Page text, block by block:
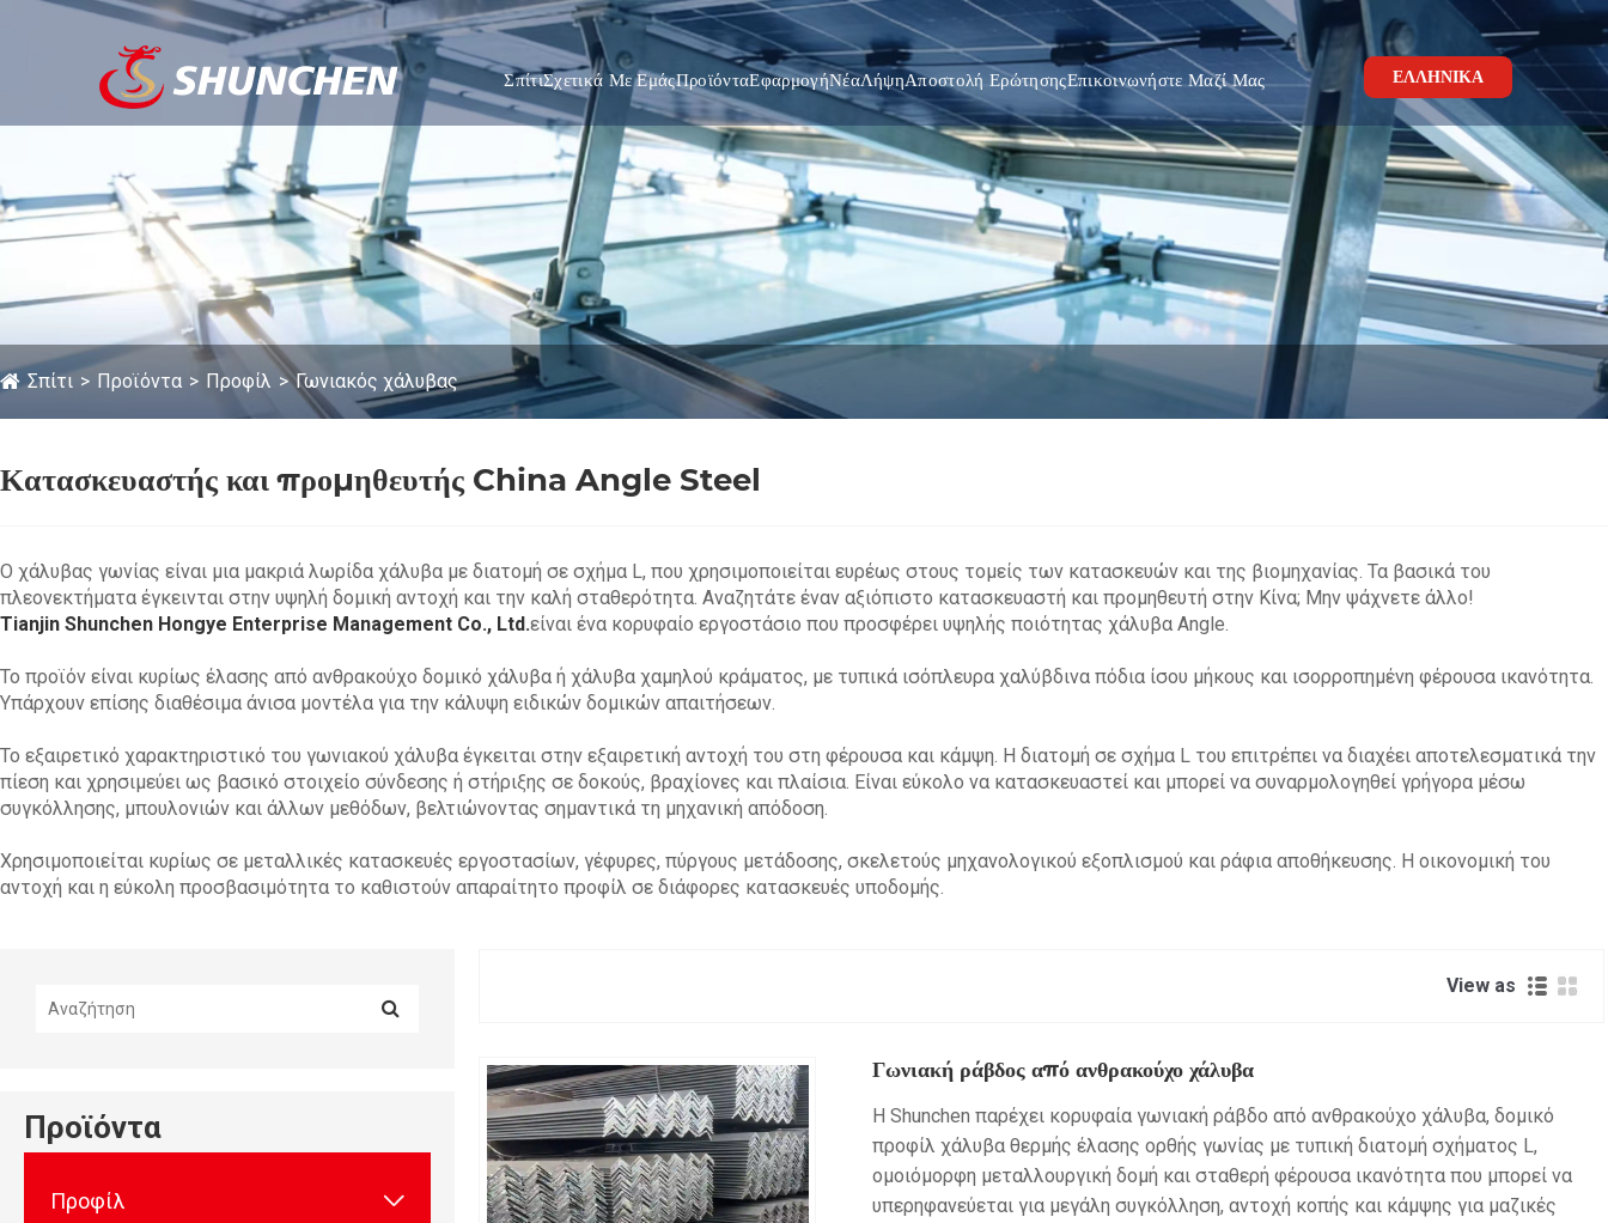
ΣπίτιΣχετικά Με ΕμάςΠροϊόνταΕφαρμογήΝέαΛήψηΑποστολή ΕρώτησηςΕπικοινωνήστε Μαζί Μας ΕΛΛΗΝΙΚΆ
Σπίτι Προϊόντα Προφίλ Γωνιακός χάλυβας
Κατασκευαστής και προμηθευτής China Angle Steel
Ο χάλυβας γωνίας είναι μια μακριά λωρίδα χάλυβα με διατομή σε σχήμα L, που χρησιμοποιείται ευρέως στους τομείς των κατασκευών και της βιομηχανίας. Τα βασικά του
πλεονεκτήματα έγκεινται στην υψηλή δομική αντοχή και την καλή σταθερότητα. Αναζητάτε έναν αξιόπιστο κατασκευαστή και προμηθευτή στην Κίνα; Μην ψάχνετε άλλο!
Tianjin Shunchen Hongye Enterprise Management Co., Ltd.είναι ένα κορυφαίο εργοστάσιο που προσφέρει υψηλής ποιότητας χάλυβα Angle.
Το προϊόν είναι κυρίως έλασης από ανθρακούχο δομικό χάλυβα ή χάλυβα χαμηλού κράματος, με τυπικά ισόπλευρα χαλύβδινα πόδια ίσου μήκους και ισορροπημένη φέρουσα ικανότητα.
Υπάρχουν επίσης διαθέσιμα άνισα μοντέλα για την κάλυψη ειδικών δομικών απαιτήσεων.
Το εξαιρετικό χαρακτηριστικό του γωνιακού χάλυβα έγκειται στην εξαιρετική αντοχή του στη φέρουσα και κάμψη. Η διατομή σε σχήμα L του επιτρέπει να διαχέει αποτελεσματικά την
πίεση και χρησιμεύει ως βασικό στοιχείο σύνδεσης ή στήριξης σε δοκούς, βραχίονες και πλαίσια. Είναι εύκολο να κατασκευαστεί και μπορεί να συναρμολογηθεί γρήγορα μέσω
συγκόλλησης, μπουλονιών και άλλων μεθόδων, βελτιώνοντας σημαντικά τη μηχανική απόδοση.
Χρησιμοποιείται κυρίως σε μεταλλικές κατασκευές εργοστασίων, γέφυρες, πύργους μετάδοσης, σκελετούς μηχανολογικού εξοπλισμού και ράφια αποθήκευσης. Η οικονομική του
αντοχή και η εύκολη προσβασιμότητα το καθιστούν απαραίτητο προφίλ σε διάφορες κατασκευές υποδομής.
Προϊόντα
Προφίλ 
View as
Γωνιακή ράβδος από ανθρακούχο χάλυβα
Η Shunchen παρέχει κορυφαία γωνιακή ράβδο από ανθρακούχο χάλυβα, δομικό
προφίλ χάλυβα θερμής έλασης ορθής γωνίας με τυπική διατομή σχήματος L,
ομοιόμορφη μεταλλουργική δομή και σταθερή φέρουσα ικανότητα που μπορεί να
υπερηφανεύεται για μεγάλη συγκόλληση, αντοχή κοπής και κάμψης για μαζικές